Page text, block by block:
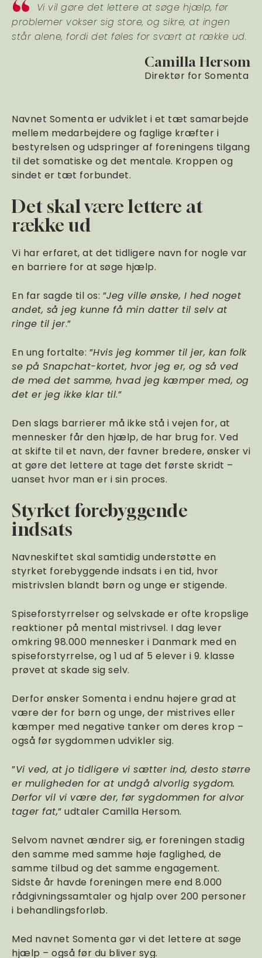
Vi vil gøre det lettere at søge hjælp, før
problemer vokser sig store, og sikre, at ingen
står alene, fordi det føles for svært at række ud.
Camilla Hersom
Direktør for Somenta
Navnet Somenta er udviklet i et tæt samarbejde
mellem medarbejdere og faglige kræfter i
bestyrelsen og udspringer af foreningens tilgang
til det somatiske og det mentale. Kroppen og
sindet er tæt forbundet.
Det skal være lettere at
række ud
Vi har erfaret, at det tidligere navn for nogle var
en barriere for at søge hjælp.
En far sagde til os: ”Jeg ville ønske, I hed noget
andet, så jeg kunne få min datter til selv at
ringe til jer.”
En ung fortalte: ”Hvis jeg kommer til jer, kan folk
se på Snapchat-kortet, hvor jeg er, og så ved
de med det samme, hvad jeg kæmper med, og
det er jeg ikke klar til.”
Den slags barrierer må ikke stå i vejen for, at
mennesker får den hjælp, de har brug for. Ved
at skifte til et navn, der favner bredere, ønsker vi
at gøre det lettere at tage det første skridt –
uanset hvor man er i sin proces.
Styrket forebyggende
indsats
Navneskiftet skal samtidig understøtte en
styrket forebyggende indsats i en tid, hvor
mistrivslen blandt børn og unge er stigende.
Spiseforstyrrelser og selvskade er ofte kropslige
reaktioner på mental mistrivsel. I dag lever
omkring 98.000 mennesker i Danmark med en
spiseforstyrrelse, og 1 ud af 5 elever i 9. klasse
prøvet at skade sig selv.
Derfor ønsker Somenta i endnu højere grad at
være der for børn og unge, der mistrives eller
kæmper med negative tanker om deres krop –
også før sygdommen udvikler sig.
”Vi ved, at jo tidligere vi sætter ind, desto større
er muligheden for at undgå alvorlig sygdom.
Derfor vil vi være der, før sygdommen for alvor
tager fat,” udtaler Camilla Hersom.
Selvom navnet ændrer sig, er foreningen stadig
den samme med samme høje faglighed, de
samme tilbud og det samme engagement.
Sidste år havde foreningen mere end 8.000
rådgivningssamtaler og hjalp over 200 personer
i behandlingsforløb.
Med navnet Somenta gør vi det lettere at søge
hjælp – også før du bliver syg.